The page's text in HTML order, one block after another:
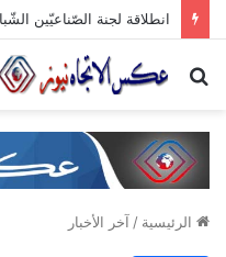
بحث
الرئيسية / آخر الأخبار